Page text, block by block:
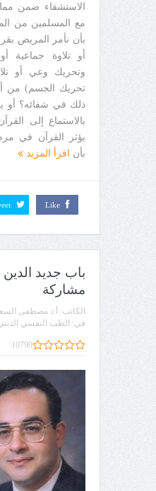
الاستشفاء ضمن
مع المسلمين من
بأن نأمر المريض
أو تلاوة جماعية
وتحريك وعي أو
تحريك الجسم) من
ذلك في شفائه؟ أو
بالاستماع إلى
يؤثر القرآن في
بأن
اقرأ المزيد
Like
باب جديد
مشاركة
الكاتب: أ.د مصطفى
في: الطب النفسي
10790